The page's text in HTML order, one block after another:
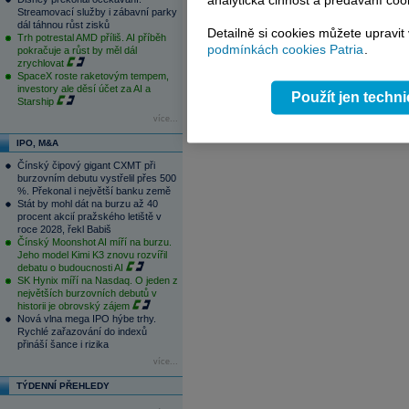
Streamovací služby i zábavní parky
dál táhnou růst zisků
Trh potrestal AMD příliš. AI příběh
pokračuje a růst by měl dál
zrychlovat
SpaceX roste raketovým tempem,
investory ale děsí účet za AI a
Starship
více...
IPO, M&A
Čínský čipový gigant CXMT při
burzovním debutu vystřelil přes 500
%. Překonal i největší banku země
Stát by mohl dát na burzu až 40
procent akcií pražského letiště v
roce 2028, řekl Babiš
Čínský Moonshot AI míří na burzu.
Jeho model Kimi K3 znovu rozvířil
debatu o budoucnosti AI
SK Hynix míří na Nasdaq. O jeden z
největších burzovních debutů v
historii je obrovský zájem
Nová vlna mega IPO hýbe trhy.
Rychlé zařazování do indexů
přináší šance i rizika
více...
TÝDENNÍ PŘEHLEDY
Detailně si cookies můžete
podmínkách cookies Patria.
Použít jen